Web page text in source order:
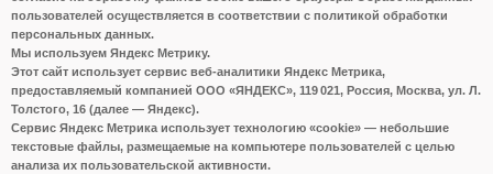
пользователей осуществляется в соответствии с политикой обработки
персональных данных.
Мы используем Яндекс Метрику.
Этот сайт использует сервис веб-аналитики Яндекс Метрика,
предоставляемый компанией ООО «ЯНДЕКС», 119 021, Россия, Москва, ул. Л.
Толстого, 16 (далее — Яндекс).
Сервис Яндекс Метрика использует технологию «cookie» — небольшие
текстовые файлы, размещаемые на компьютере пользователей с целью
анализа их пользовательской активности.